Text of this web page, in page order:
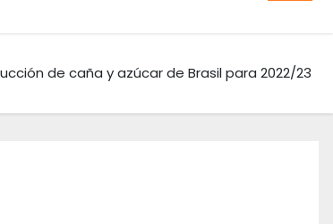
de caña y azúcar de Brasil para 2022/23